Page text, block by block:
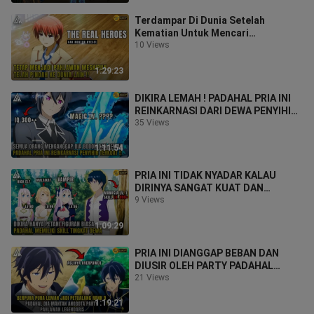
1:29:23
Terdampar Di Dunia Setelah
Kematian Untuk Mencari
Keberadaan DEWA
10 Views
1:11:54
DIKIRA LEMAH ! PADAHAL PRIA INI
REINKARNASI DARI DEWA PENYIHIR
TERKUAT
35 Views
1:09:29
PRIA INI TIDAK NYADAR KALAU
DIRINYA SANGAT KUAT DAN
OVERPOWER DI ISEKAI
9 Views
1:19:21
PRIA INI DIANGGAP BEBAN DAN
DIUSIR OLEH PARTY PADAHAL
PAHLAWAN OVERPOWER HIGH IQ++
21 Views